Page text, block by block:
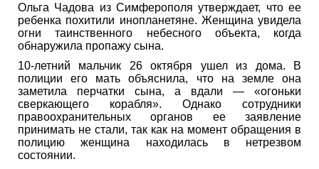
Ольга Чадова из Симферополя утверждает, что ее
ребенка похитили инопланетяне. Женщина увидела
огни таинственного небесного объекта, когда
обнаружила пропажу сына.
10-летний мальчик 26 октября ушел из дома. В
полиции его мать объяснила, что на земле она
заметила перчатки сына, а вдали — «огоньки
сверкающего корабля». Однако сотрудники
правоохранительных органов ее заявление
принимать не стали, так как на момент обращения в
полицию женщина находилась в нетрезвом
состоянии.